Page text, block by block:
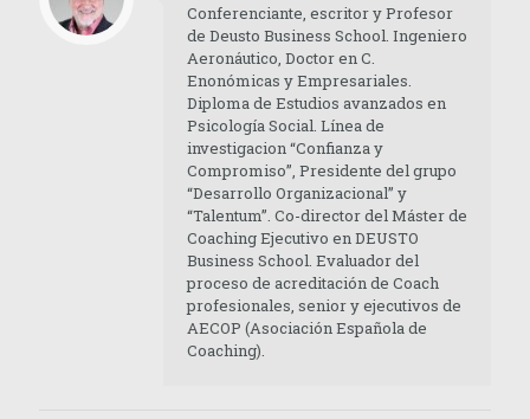
Conferenciante, escritor y Profesor
de Deusto Business School. Ingeniero
Aeronáutico, Doctor en C.
Enonómicas y Empresariales.
Diploma de Estudios avanzados en
Psicología Social. Línea de
investigacion “Confianza y
Compromiso”, Presidente del grupo
“Desarrollo Organizacional” y
“Talentum”. Co-director del Máster de
Coaching Ejecutivo en DEUSTO
Business School. Evaluador del
proceso de acreditación de Coach
profesionales, senior y ejecutivos de
AECOP (Asociación Española de
Coaching).